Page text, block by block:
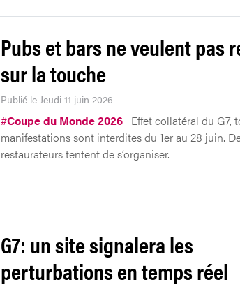
Pubs et bars ne veulent pas
sur la touche
Publié le Jeudi 11 juin 2026
#Coupe du Monde 2026 Effet collatéral du G7,
manifestations sont interdites du 1er au 28 juin.
restaurateurs tentent de s’organiser.
G7: un site signalera les
perturbations en temps réel